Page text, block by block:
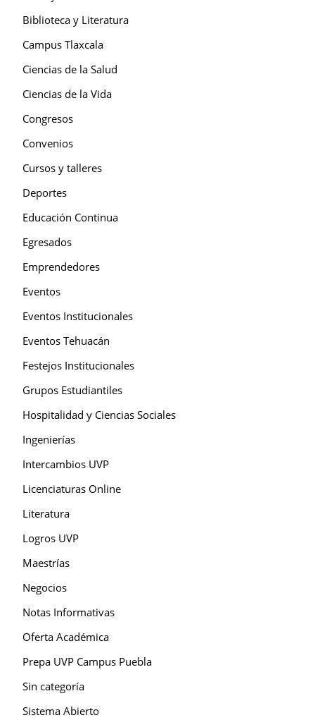
Biblioteca y Literatura
Campus Tlaxcala
Ciencias de la Salud
Ciencias de la Vida
Congresos
Convenios
Cursos y talleres
Deportes
Educación Continua
Egresados
Emprendedores
Eventos
Eventos Institucionales
Eventos Tehuacán
Festejos Institucionales
Grupos Estudiantiles
Hospitalidad y Ciencias Sociales
Ingenierías
Intercambios UVP
Licenciaturas Online
Literatura
Logros UVP
Maestrías
Negocios
Notas Informativas
Oferta Académica
Prepa UVP Campus Puebla
Sin categoría
Sistema Abierto